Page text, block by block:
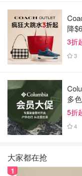
Shao Jing Lu遇
Frank Cao有机
Frank Cao不应
Frank Cao在车
受害人Shao
高等法院法官
团，审判预计将耗时
"我无罪。我不知道
翻译说道。整个审判
降
3折
3
多
5折
4
大家都在抢
1